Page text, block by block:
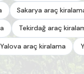
Sakarya araç
Tekirdağ araç
Yalova araç kiralama